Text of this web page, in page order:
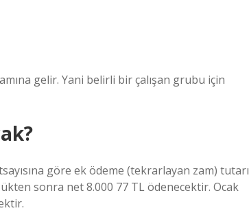
gelir. Yani belirli bir çalışan grubu için
göre ek ödeme (tekrarlayan zam) tutarı
sonra net 8.000 77 TL ödenecektir. Ocak